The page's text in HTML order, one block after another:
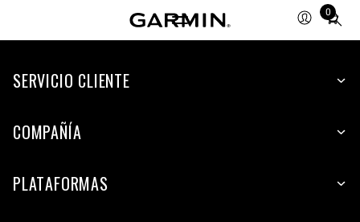
0
Total
items
cart:
SERVICIO CLIENTE
COMPAÑÍA
PLATAFORMAS